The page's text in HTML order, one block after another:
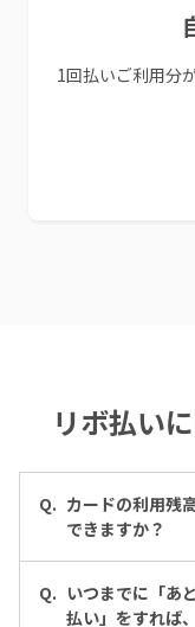
1回払いご利用分
リボ払い
Q. カードの利用残
できますか？
Q. いつまでに「あ
払い」をすれば